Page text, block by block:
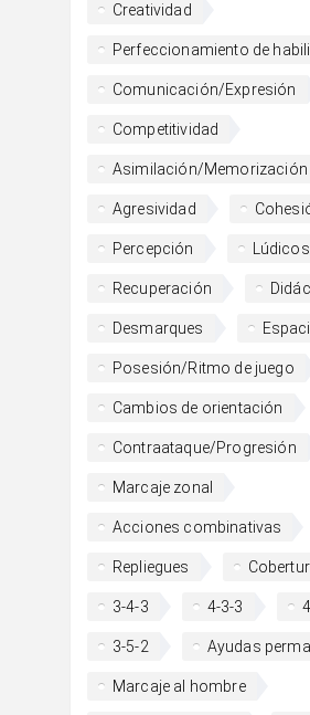
Creatividad
Perfeccionamiento de
Comunicación/Expresión
Competitividad
Asimilación/Memorización
Agresividad
Percepción
Recuperación
Desmarques
Posesión/Ritmo de juego
Cambios de orientación
Contraataque/Progresión
Marcaje zonal
Acciones combinativas
Repliegues
3-4-3 4-3-3
3-5-2 Ayudas
Marcaje al hombre